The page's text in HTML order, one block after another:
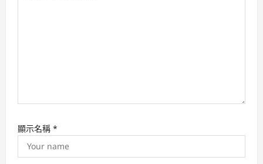
顯示名稱 *